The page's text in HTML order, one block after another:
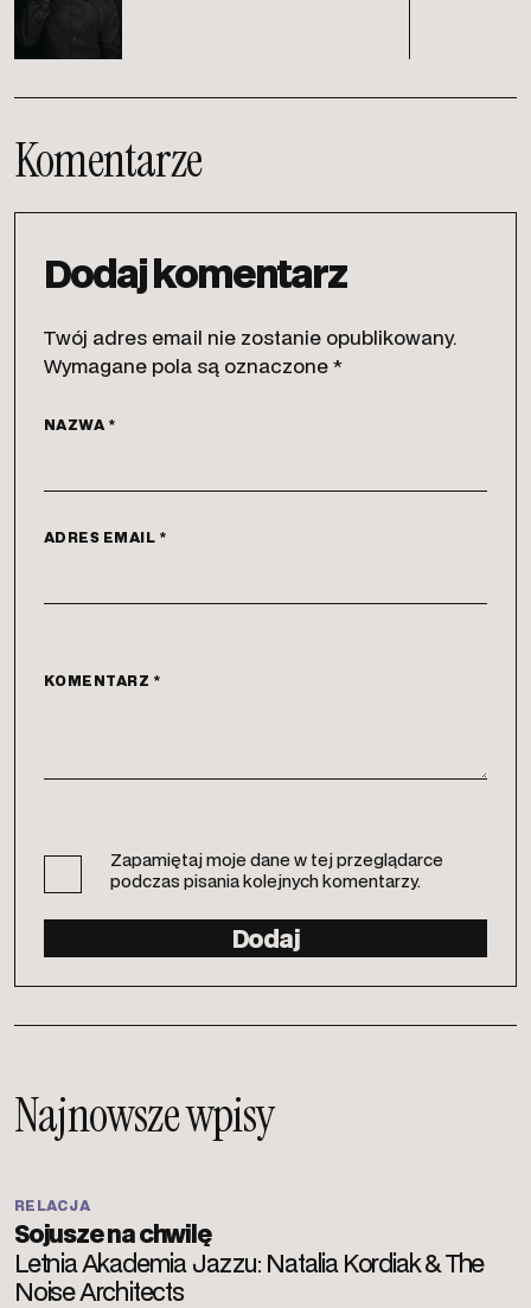
Komentarze
Dodaj komentarz
Twój adres email nie zostanie opublikowany.
Wymagane pola są oznaczone*
NAZWA *
ADRES EMAIL *
KOMENTARZ *
Zapamiętaj moje dane w tej przeglądarce
podczas pisania kolejnych komentarzy.
Najnowsze wpisy
Sojusze na chwilę
Letnia Akademia Jazzu: Natalia Kordiak & The
Noise Architects
RELACJA